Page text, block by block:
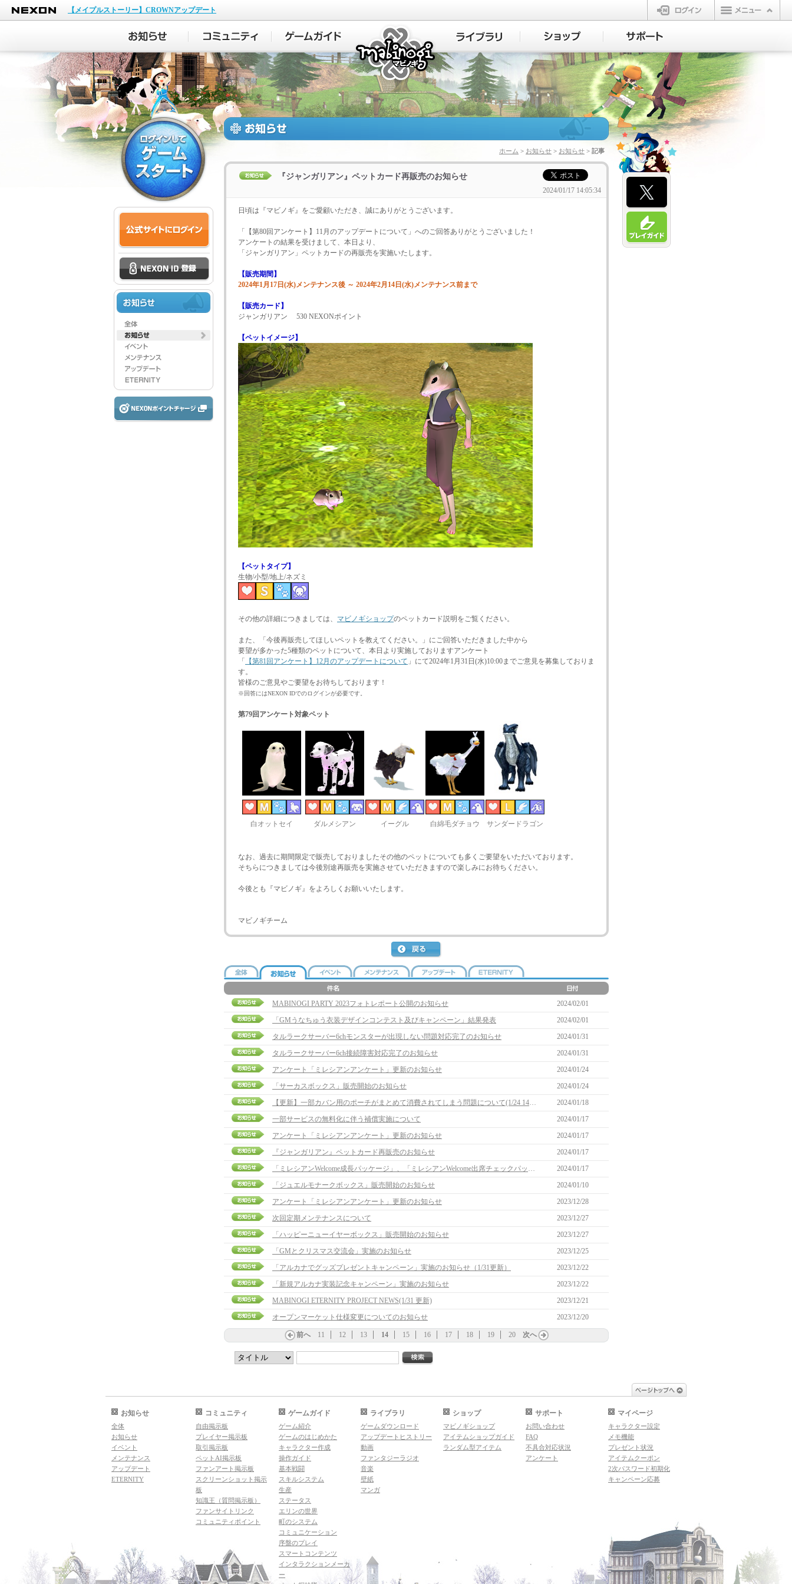
NEXON
【メイプルストーリー】CROWNアップデート
ログイン
マビノギ
ホーム > お知らせ > お知らせ > 記事
『ジャンガリアン』ペットカード再販売のお知らせ
2024/01/17 14:05:34
日頃は『マビノギ』をご愛顧いただき、誠にありがとうございます。
「【第80回アンケート】11月のアップデートについて」へのご回答ありがとうございました！
アンケートの結果を受けまして、本日より、
「ジャンガリアン」ペットカードの再販売を実施いたします。
【販売期間】
2024年1月17日(水)メンテナンス後 ～ 2024年2月14日(水)メンテナンス前まで
【販売カード】
ジャンガリアン 530 NEXONポイント
【ペットイメージ】
【ペットタイプ】
生物/小型/地上/ネズミ
その他の詳細につきましては、 マビノギショップのペットカード説明をご覧ください。
また、「今後再販売してほしいペットを教えてください。」にご回答いただきました中から
要望が多かった5種類のペットについて、本日より実施しておりますアンケート
「
【第81回アンケート】12月のアップデートについて 」にて2024年1月31日(水)10:00までご意見を募集しておりま
す。
皆様のご意見やご要望をお待ちしております！
※回答にはNEXON IDでのログインが必要です。
第79回アンケート対象ペット
白オットセイ ダルメシアン イーグル 白綿毛ダチョウ サンダードラゴン
なお、過去に期間限定で販売しておりましたその他のペットについても多くご要望をいただいております。
そちらにつきましては今後別途再販売を実施させていただきますので楽しみにお待ちください。
今後とも『マビノギ』をよろしくお願いいたします。
マビノギチーム
MABINOGI PARTY 2023フォトレポート公開のお知らせ
2024/02/01
「GMうなちゅう衣装デザインコンテスト及びキャンペーン」結果発表
2024/02/01
タルラークサーバー6chモンスターが出現しない問題対応完了のお知らせ
2024/01/31
タルラークサーバー6ch接続障害対応完了のお知らせ
2024/01/31
アンケート「ミレシアンアンケート」更新のお知らせ
2024/01/24
「サーカスボックス」販売開始のお知らせ
2024/01/24
【更新】一部カバン用のポーチがまとめて消費されてしまう問題について(1/24 14:20更新)
2024/01/18
一部サービスの無料化に伴う補償実施について
2024/01/17
アンケート「ミレシアンアンケート」更新のお知らせ
2024/01/17
『ジャンガリアン』ペットカード再販売のお知らせ
2024/01/17
「ミレシアンWelcome成長パッケージ」、「ミレシアンWelcome出席チェックパッケージ」購入制限リセットのお知らせ
2024/01/17
「ジュエルモナークボックス」販売開始のお知らせ
2024/01/10
アンケート「ミレシアンアンケート」更新のお知らせ
2023/12/28
次回定期メンテナンスについて
2023/12/27
「ハッピーニューイヤーボックス」販売開始のお知らせ
2023/12/27
「GMとクリスマス交流会」実施のお知らせ
2023/12/25
「アルカナでグッズプレゼントキャンペーン」実施のお知らせ（1/31更新）
2023/12/22
「新規アルカナ実装記念キャンペーン」実施のお知らせ
2023/12/22
MABINOGI ETERNITY PROJECT NEWS(1/31 更新)
2023/12/21
オープンマーケット仕様変更についてのお知らせ
2023/12/20
前へ 11 12 13 14 15 16 17 18 19 20 次へ
お知らせ
全体
お知らせ
イベント
メンテナンス
アップデート
ETERNITY
コミュニティ
自由掲示板
プレイヤー掲示板
取引掲示板
ペットAI掲示板
ファンアート掲示板
スクリーンショット掲示
板
知識王（質問掲示板）
ファンサイトリンク
コミュニティポイント
ゲームガイド
ゲーム紹介
ゲームのはじめかた
キャラクター作成
操作ガイド
基本戦闘
スキルシステム
生産
ステータス
エリンの世界
町のシステム
コミュニケーション
序盤のプレイ
スマートコンテンツ
インタラクションメーカ
ー
ライブラリ
ゲームダウンロード
アップデートヒストリー
動画
ファンタジーラジオ
音楽
壁紙
マンガ
ショップ
マビノギショップ
アイテムショップガイド
ランダム型アイテム
サポート
お問い合わせ
FAQ
不具合対応状況
アンケート
マイページ
キャラクター設定
メモ機能
プレゼント状況
アイテムクーポン
2次パスワード初期化
キャンペーン応募